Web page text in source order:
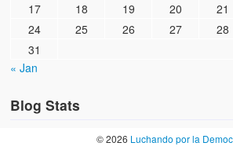
17
18 19 20 21
24
25 26 27 28
31
« Jan
Blog Stats
© 2026 Luchando por la